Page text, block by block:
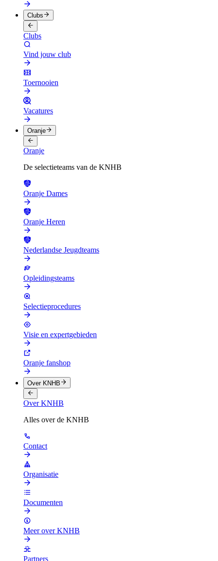
Clubs
Clubs
Vind jouw club
Toernooien
Vacatures
Oranje
Oranje
De selectieteams van de KNHB
Oranje Dames
Oranje Heren
Nederlandse Jeugdteams
Opleidingsteams
Selectieprocedures
Visie en expertgebieden
Oranje fanshop
Over KNHB
Over KNHB
Alles over de KNHB
Contact
Organisatie
Documenten
Meer over KNHB
Partners